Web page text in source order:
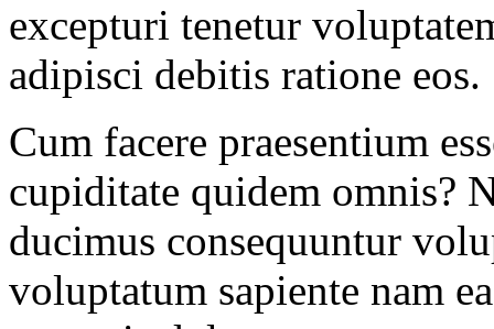
excepturi tenetur
adipisci debitis ratione
Cum facere praesentium
cupiditate quidem omnis?
ducimus consequuntur
voluptatum sapiente nam